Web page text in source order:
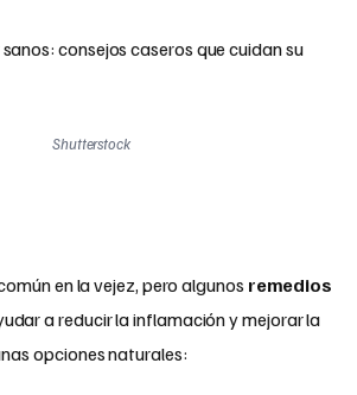
Shutterstock
en la vejez, pero algunos remedios
a reducir la inflamación y mejorar la
opciones naturales: